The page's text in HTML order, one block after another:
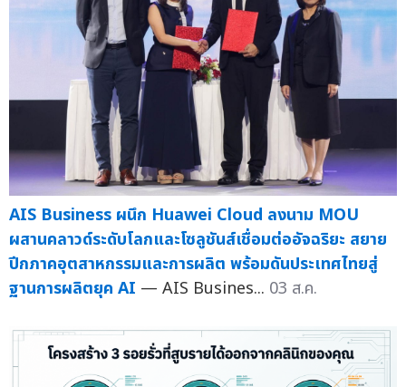
AIS Business ผนึก Huawei Cloud ลงนาม MOU
ผสานคลาวด์ระดับโลกและโซลูชันส์เชื่อมต่ออัจฉริยะ สยาย
ปีกภาคอุตสาหกรรมและการผลิต พร้อมดันประเทศไทยสู่
ฐานการผลิตยุค AI — AIS Busines... 03 ส.ค.